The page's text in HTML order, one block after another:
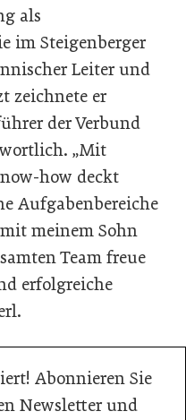
als
im Steigenberger
Leiter und
zeichnete er
der Verbund
„Mit
how deckt
Aufgabenbereiche
meinem Sohn
Team freue
erfolgreiche
Abonnieren Sie
Newsletter und